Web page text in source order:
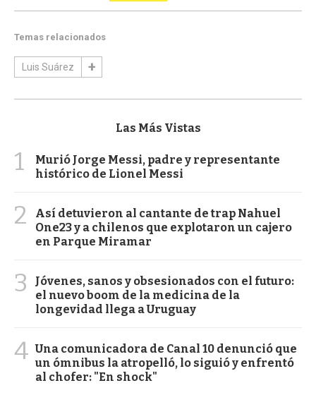
Temas relacionados
Luis Suárez
Las Más Vistas
1
Murió Jorge Messi, padre y representante
histórico de Lionel Messi
2
Así detuvieron al cantante de trap Nahuel
One23 y a chilenos que explotaron un cajero
en Parque Miramar
3
Jóvenes, sanos y obsesionados con el futuro:
el nuevo boom de la medicina de la
longevidad llega a Uruguay
4 Una comunicadora de Canal 10 denunció que
un ómnibus la atropelló, lo siguió y enfrentó
al chofer: "En shock"